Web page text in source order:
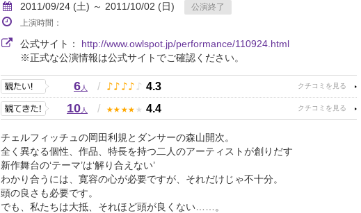
2011/09/24 (土) ～ 2011/10/02 (日)
公演終了
上演時間：
公式サイト： http://www.owlspot.jp/performance/110924.html
※正式な公演情報は公式サイトでご確認ください。
6人 / ♪ ♪ ♪ ♪ ♪ 4.3
10人 / ★ ★ ★ ★ ★ 4.4
チェルフィッチュの岡田利規とダンサーの森山開次。
全く異なる個性、作品、特長を持つ二人のアーティストが創りだす
新作舞台の‘テーマ’は‘解り合えない’
わかり合うには、寛容の心が必要ですが、それだけじゃ不十分。
頭の良さも必要です。
でも、私たちは大抵、それほど頭が良くない……。